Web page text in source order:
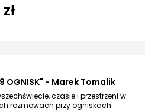
OGNISK" - Marek Tomalik
czasie i przestrzeni w
rozmowach przy ogniskach.